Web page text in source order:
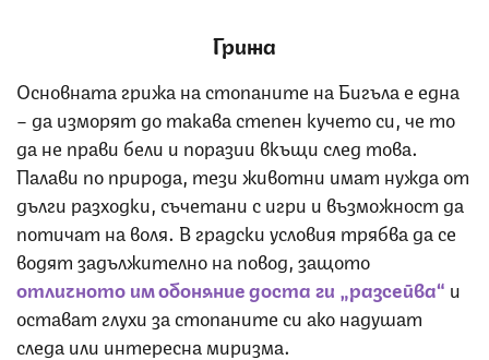
Грижа
Основната грижа на стопаните на Бигъла е една
– да изморят до такава степен кучето си, че то
да не прави бели и поразии вкъщи след това.
Палави по природа, тези животни имат нужда от
дълги разходки, съчетани с игри и възможност да
потичат на воля. В градски условия трябва да се
водят задължително на повод, защото
отличното им обоняние доста ги „разсейва“ и
остават глухи за стопаните си ако надушат
следа или интересна миризма.